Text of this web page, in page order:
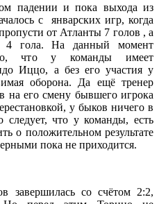
падении и пока выхода из
с январских игр, когда
от Атланты 7 голов , а
гола. На данный момент
что у команды имеет
Иццо, а без его участия у
оборона. Да ещё тренер
на его смену бывшего игрока
у быков ничего в
следует, что у команды, есть
о положительном результате
пока не приходится.
завершилась со счётом 2:2,